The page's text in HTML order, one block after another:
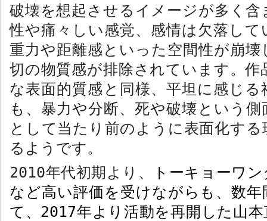
破壊を想起させるイメージが多く
性や痛々しい感覚、感情は欠落し
重力や距離感といった空間性が崩
切の物質感が排除されています。
な表面的質感と同様、平坦に感じ
も、暴力や分断、死や破壊という
として当たり前のように表面化す
るようです。
2010年代初期より、
トーキョーワ
など高い評価を受けながらも、数
て、 2017年より活動を再開した山